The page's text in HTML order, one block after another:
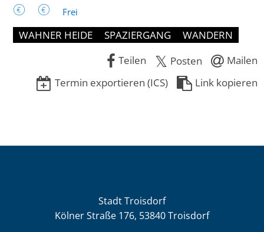
Frei
WAHNER HEIDE SPAZIERGANG
WANDERN
Teilen
Posten
Mailen
Termin exportieren (ICS)
Link kopieren
Stadt Troisdorf
Kölner Straße 176, 53840 Troisdorf